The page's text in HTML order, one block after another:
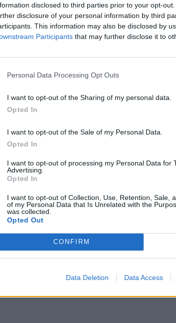
disclosed to third parties prior to your opt-
disclosure of your personal information by third
This information may also be disclosed by
Participants that may further disclose it to
Personal Data Processing Opt Outs
I want to opt-out of the Sharing of my personal data.
Opted In
I want to opt-out of the Sale of my Personal Data.
Opted In
I want to opt-out of processing my Personal Data for
Advertising.
Opted In
I want to opt-out of Collection, Use, Retention, Sale,
of my Personal Data that Is Unrelated with the
was collected.
Opted Out
CONFIRM
Data Deletion Data Access
dårleg om natta